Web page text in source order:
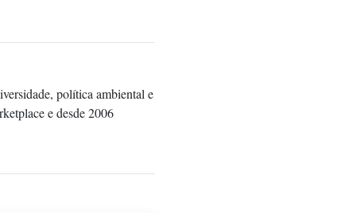
política ambiental e
e desde 2006